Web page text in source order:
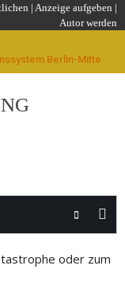
| Anzeige aufgeben |
Autor werden
oder zum